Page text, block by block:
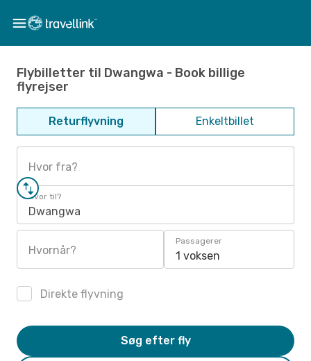
Flybilletter til Dwangwa - Book billige
flyrejser
Returflyvning Enkeltbillet
Hvor fra?
Hvor til?
Dwangwa
Hvornår?
Passagerer
1 voksen
Direkte flyvning
Søg efter fly